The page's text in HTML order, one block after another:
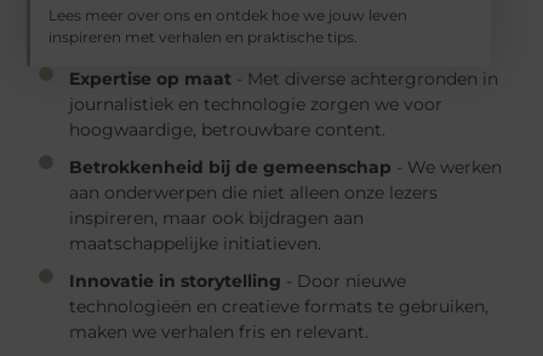
Lees meer over ons en ontdek hoe we jouw leven
inspireren met verhalen en praktische tips.
Expertise op maat - Met diverse achtergronden in
journalistiek en technologie zorgen we voor
hoogwaardige, betrouwbare content.
Betrokkenheid bij de gemeenschap - We werken
aan onderwerpen die niet alleen onze lezers
inspireren, maar ook bijdragen aan
maatschappelijke initiatieven.
Innovatie in storytelling - Door nieuwe
technologieën en creatieve formats te gebruiken,
maken we verhalen fris en relevant.